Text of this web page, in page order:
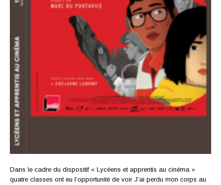
Dans le cadre du dispositif « Lycéens et apprentis au cinéma »
quatre classes ont eu l’opportunité de voir J’ai perdu mon corps au